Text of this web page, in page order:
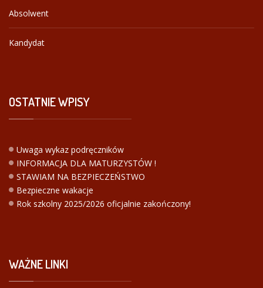
Absolwent
Kandydat
OSTATNIEWPISY
Uwaga wykaz podręczników
INFORMACJA DLA MATURZYSTÓW !
STAWIAM NA BEZPIECZEŃSTWO
Bezpieczne wakacje
Rok szkolny 2025/2026 oficjalnie zakończony!
WAŻNELINKI